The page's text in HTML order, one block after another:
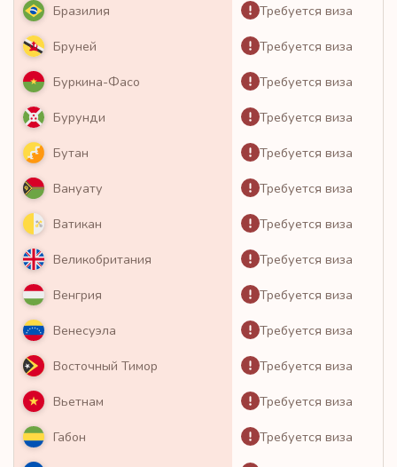
Бразилия Требуется виза
Бруней Требуется виза
Буркина-Фасо Требуется виза
Бурунди Требуется виза
Бутан Требуется виза
Вануату Требуется виза
Ватикан Требуется виза
Великобритания Требуется виза
Венгрия Требуется виза
Венесуэла Требуется виза
Восточный Тимор Требуется виза
Вьетнам Требуется виза
Габон Требуется виза